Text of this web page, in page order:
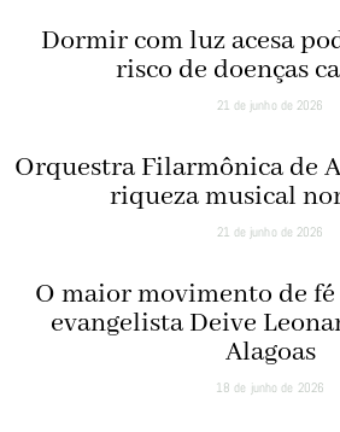
Dormir com luz acesa
risco de doenças
21 de junho de 2026
Orquestra Filarmônica de
riqueza musical
21 de junho de 2026
O maior movimento de
evangelista Deive
Alagoas
18 de junho de 2026